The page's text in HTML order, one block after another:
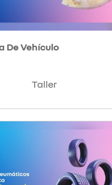
De Vehículo
Taller